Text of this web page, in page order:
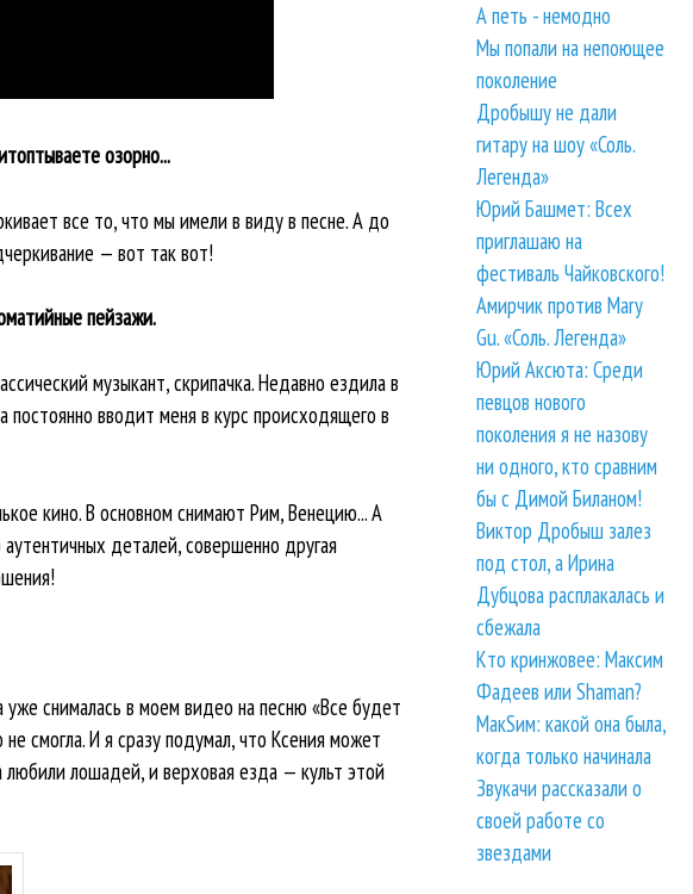
озорно...
все то, что мы имели в виду в песне. А до
— вот так вот!
пейзажи.
музыкант, скрипачка. Недавно ездила в
вводит меня в курс происходящего в
кино. В основном снимают Рим, Венецию... А
деталей, совершенно другая
снималась в моем видео на песню «Все будет
смогла. И я сразу подумал, что Ксения может
любили лошадей, и верховая езда — культ этой
А петь - немодно
Мы попали на непоющее
поколение
Дробышу не дали
гитару на шоу «Соль.
Легенда»
Юрий Башмет: Всех
приглашаю на
фестиваль Чайковского!
Амирчик против Mary
Gu. «Соль. Легенда»
Юрий Аксюта: Среди
певцов нового
поколения я не назову
ни одного, кто сравним
бы с Димой Биланом!
Виктор Дробыш залез
под стол, а Ирина
Дубцова расплакалась и
сбежала
Кто кринжовее: Максим
Фадеев или Shaman?
МакSим: какой она была,
когда только начинала
Звукачи рассказали о
своей работе со
звездами